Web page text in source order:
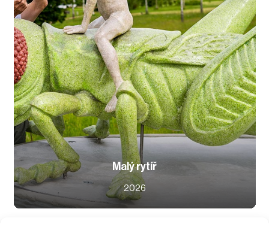
Malý rytíř
2026